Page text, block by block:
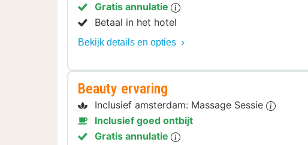
Gratis annulatie
Betaal in het hotel
Bekijk details en opties
Beauty ervaring
Inclusief amsterdam: Massage Sessie
Inclusief goed ontbijt
Gratis annulatie